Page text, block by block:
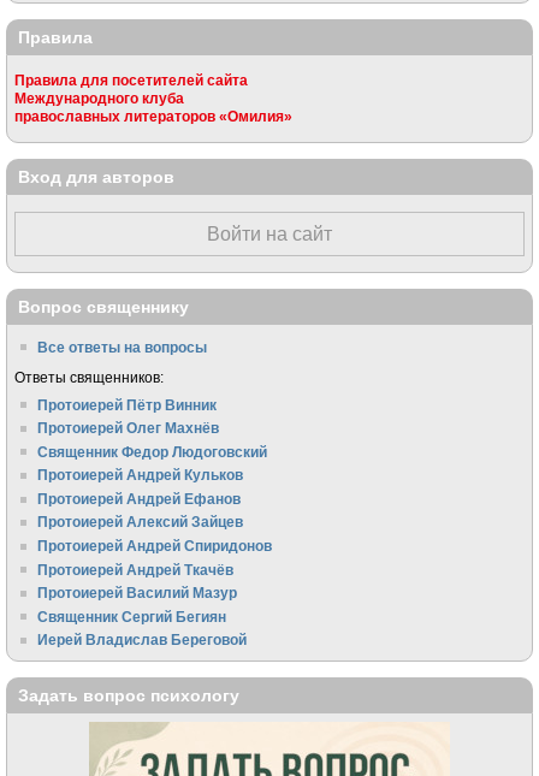
Правила
Правила для посетителей сайта
Международного клуба
православных литераторов «Омилия»
Вход для авторов
Войти на сайт
Вопрос священнику
Все ответы на вопросы
Ответы священников:
Протоиерей Пётр Винник
Протоиерей Олег Махнёв
Священник Федор Людоговский
Протоиерей Андрей Кульков
Протоиерей Андрей Ефанов
Протоиерей Алексий Зайцев
Протоиерей Андрей Спиридонов
Протоиерей Андрей Ткачёв
Протоиерей Василий Мазур
Священник Сергий Бегиян
Иерей Владислав Береговой
Задать вопрос психологу